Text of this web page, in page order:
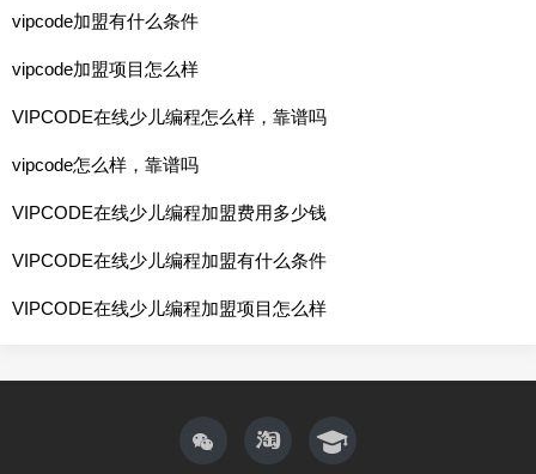
vipcode加盟有什么条件
vipcode加盟项目怎么样
VIPCODE在线少儿编程怎么样，靠谱吗
vipcode怎么样，靠谱吗
VIPCODE在线少儿编程加盟费用多少钱
VIPCODE在线少儿编程加盟有什么条件
VIPCODE在线少儿编程加盟项目怎么样